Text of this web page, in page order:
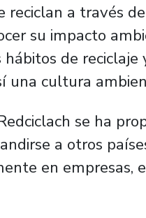
reciclan a través
su impacto
de
una cultura
se ha
a otros
en empresas,